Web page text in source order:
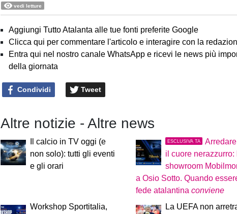
vedi letture
Aggiungi Tutto Atalanta alle tue fonti preferite Google
Clicca qui per commentare l'articolo e interagire con la
Entra qui nel nostro canale WhatsApp e ricevi le news più
della giornata
Condividi Tweet
Altre notizie - Altre news
Il calcio in TV oggi (e
non solo): tutti gli eventi
e gli orari
ESCLUSIVA TA
il cuore nerazzurro:
showroom
a Osio Sotto. Quando
fede atalantina conviene
Workshop Sportitalia,
La UEFA non